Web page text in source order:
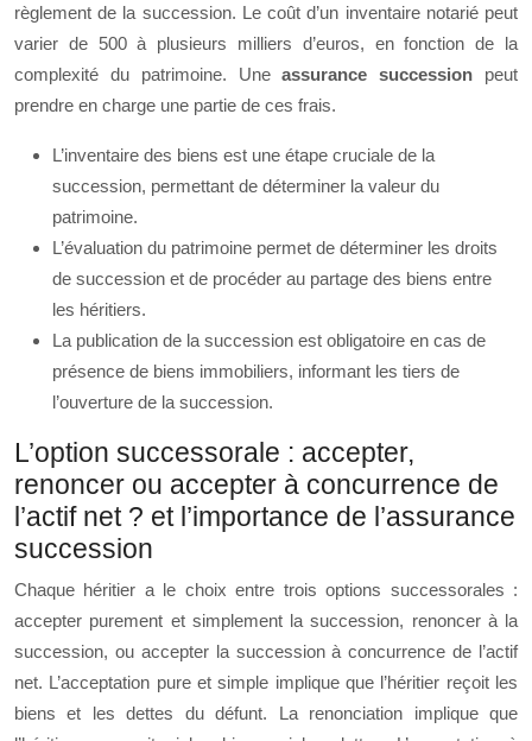
règlement de la succession. Le coût d’un inventaire notarié peut
varier de 500 à plusieurs milliers d’euros, en fonction de la
complexité du patrimoine. Uneassurance succession peut
prendre en charge une partie de ces frais.
L’inventaire des biens est une étape cruciale de la
succession, permettant de déterminer la valeur du
patrimoine.
L’évaluation du patrimoine permet de déterminer les droits
de succession et de procéder au partage des biens entre
les héritiers.
La publication de la succession est obligatoire en cas de
présence de biens immobiliers, informant les tiers de
l’ouverture de la succession.
L’option successorale : accepter,
renoncer ou accepter à concurrence de
l’actif net ? et l’importance de l’assurance
succession
Chaque héritier a le choix entre trois options successorales :
accepter purement et simplement la succession, renoncer à la
succession, ou accepter la succession à concurrence de l’actif
net. L’acceptation pure et simple implique que l’héritier reçoit les
biens et les dettes du défunt. La renonciation implique que